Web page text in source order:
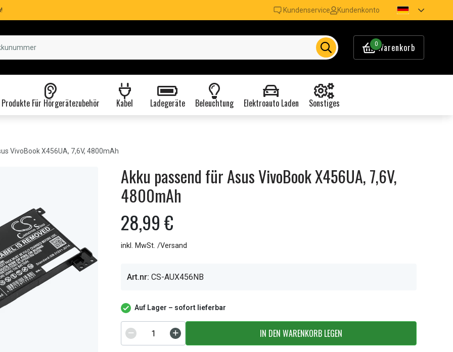
Kundenservice Kundenkonto
0Warenkorb
Produkte Für Hörgerätezubehör Kabel Ladegeräte Beleuchtung Elektroauto Laden Sonstiges
VivoBook X456UA, 7,6V, 4800mAh
Akku passend für Asus VivoBook X456UA, 7,6V,
4800mAh
28,99 €
inkl. MwSt. /Versand
Art.nr: CS-AUX456NB
Auf Lager – sofort lieferbar
IN DEN WARENKORB LEGEN